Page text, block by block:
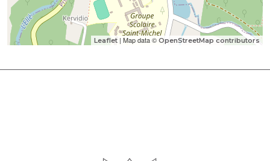
Leaflet | Map data © OpenStreetMap contributors